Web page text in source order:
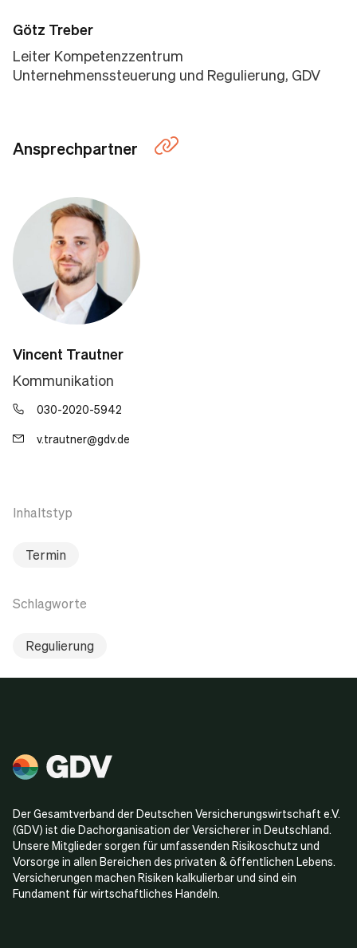
Götz Treber
Leiter Kompetenzzentrum
Unternehmenssteuerung und Regulierung, GDV
Ansprechpartner
Vincent Trautner
Kommunikation
030-2020-5942
v.trautner@gdv.de
Inhaltstyp
Termin
Schlagworte
Regulierung
Der Gesamtverband der Deutschen Versicherungswirtschaft e.V.
(GDV) ist die Dachorganisation der Versicherer in Deutschland.
Unsere Mitglieder sorgen für umfassenden Risikoschutz und
Vorsorge in allen Bereichen des privaten & öffentlichen Lebens.
Versicherungen machen Risiken kalkulierbar und sind ein
Fundament für wirtschaftliches Handeln.